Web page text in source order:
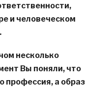
и человеческом
несколько
Вы поняли, что
профессия, а образ